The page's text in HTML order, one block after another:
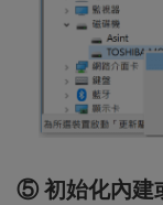
⑤ 初始化內建